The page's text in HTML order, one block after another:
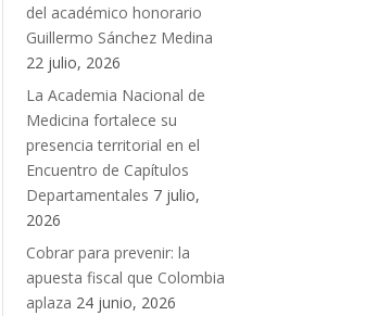
del académico honorario
Guillermo Sánchez Medina
22 julio, 2026
La Academia Nacional de
Medicina fortalece su
presencia territorial en el
Encuentro de Capítulos
Departamentales 7 julio,
2026
Cobrar para prevenir: la
apuesta fiscal que Colombia
aplaza 24 junio, 2026